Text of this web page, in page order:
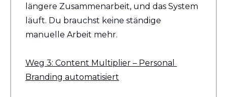
längere Zusammenarbeit, und das System
läuft. Du brauchst keine ständige
manuelle Arbeit mehr.
Weg 3: Content Multiplier – Personal
Branding automatisiert